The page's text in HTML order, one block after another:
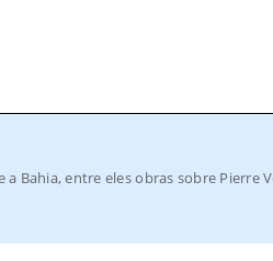
Bahia, entre eles obras sobre Pierre